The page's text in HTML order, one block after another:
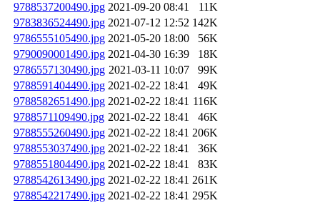
9788537200490.jpg 2021-09-20 08:41
11K
9783836524490.jpg 2021-07-12 12:52 142K
9786555105490.jpg 2021-05-20 18:00
56K
9790090001490.jpg 2021-04-30 16:39
18K
9786557130490.jpg 2021-03-11 10:07
99K
9788591404490.jpg 2021-02-22 18:41
49K
9788582651490.jpg 2021-02-22 18:41 116K
9788571109490.jpg 2021-02-22 18:41
46K
9788555260490.jpg 2021-02-22 18:41 206K
9788553037490.jpg 2021-02-22 18:41
36K
9788551804490.jpg 2021-02-22 18:41
83K
9788542613490.jpg 2021-02-22 18:41 261K
9788542217490.jpg 2021-02-22 18:41 295K